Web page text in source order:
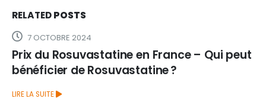
RELATEDPOSTS
7 OCTOBRE 2024
Prix du Rosuvastatine en France – Qui peut
bénéficier de Rosuvastatine ?
LIRE LA SUITE